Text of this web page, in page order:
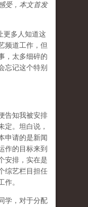
受，本文首发
更多人知道这
频道工作，但
，太多细碎的
忘记这个特别
告知我被安排
定。坦白说，
申请的是新闻
作的目标来到
安排，实在是
综艺栏目担任
作。
学，对于分配